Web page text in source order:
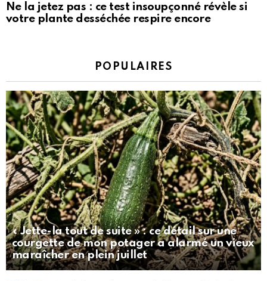
Ne la jetez pas : ce test insoupçonné révèle si
votre plante desséchée respire encore
POPULAIRES
« Jette-la tout de suite » : ce détail sur une
courgette de mon potager a alarmé un vieux
maraîcher en plein juillet